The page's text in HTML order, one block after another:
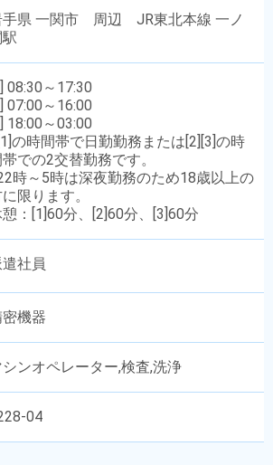
手県 一関市 周辺 JR東北本線 一ノ
08:30～17:30
07:00～16:00
18:00～03:00
の時間帯で日勤勤務または[2][3]の時
での2交替勤務です。
時～5時は深夜勤務のため18歳以上の
限ります。
：[1]60分、[2]60分、[3]60分
社員
機器
シンオペレーター,検査,洗浄
04